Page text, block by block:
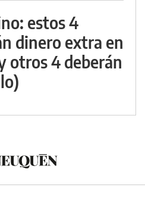
estos 4
dinero extra en
otros 4 deberán